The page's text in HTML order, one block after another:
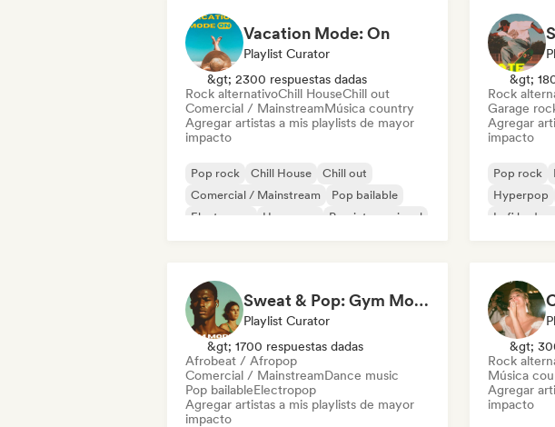
Vacation Mode: On
Playlist Curator
&gt; 2300 respuestas dadas
Rock alternativoChill HouseChill out
Comercial / MainstreamMúsica country
Agregar artistas a mis playlists de mayor
impacto
Pop rock Chill House
Chill out
Comercial / Mainstream
Pop bailable
Electropop
Hyperpop Pop internacional
&gt;
Rock
Garage
Agregar
impacto
Pop rock
Hyperpop
Lofi
Sweat & Pop: Gym Mode 💦
Playlist Curator
&gt; 1700 respuestas dadas
Afrobeat / Afropop
Comercial / MainstreamDance music
Pop bailableElectropop
Agregar artistas a mis playlists de mayor
impacto
&gt;
Rock
Música
Agregar
impacto